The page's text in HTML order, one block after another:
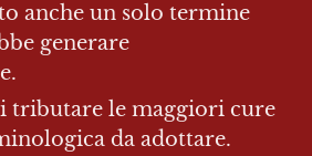
anche un solo termine
generare
tributare le maggiori cure
da adottare.